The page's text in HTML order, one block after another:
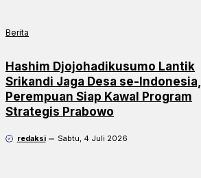
Berita
Hashim Djojohadikusumo Lantik
Srikandi Jaga Desa se-Indonesia,
Perempuan Siap Kawal Program
Strategis Prabowo
redaksi Sabtu, 4 Juli 2026